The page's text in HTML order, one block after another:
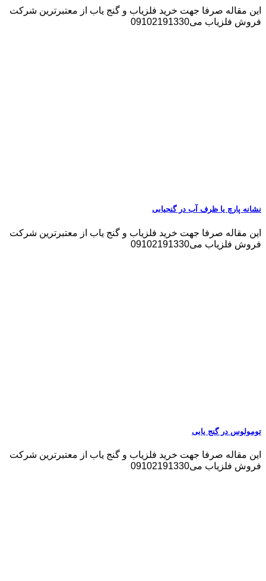
این مقاله صرفا جهت خرید فلزیاب و گنج یاب از معتبرترین شرکت
فروش فلزیاب می09102191330
نشانه پارچ یا ظرف آب در گنجیابی
این مقاله صرفا جهت خرید فلزیاب و گنج یاب از معتبرترین شرکت
فروش فلزیاب می09102191330
تومولوس در گنج یابی
این مقاله صرفا جهت خرید فلزیاب و گنج یاب از معتبرترین شرکت
فروش فلزیاب می09102191330